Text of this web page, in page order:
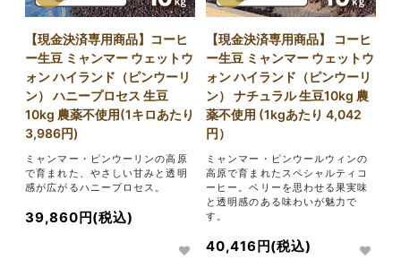
【現金決済専用商品】コーヒ
ー生豆 ミャンマー ウェットウ
ォン ハイランド（ピンウーリ
ン） ハニープロセス 生豆
10kg 農薬不使用(1キロあたり
3,986円)
ミャンマー・ピンウーリンの高原
で育まれた、やさしい甘みと透明
感が広がるハニープロセス。
39,860円(税込)
【現金決済専用商品】 コーヒ
ー生豆 ミャンマー ウェットウ
ォン ハイランド（ピンウーリ
ン） ナチュラル 生豆10kg 農
薬不使用 (1kgあたり 4,042
円）
ミャンマー・ピンウールウィンの
高原で育まれたスペシャルティコ
ーヒー。ベリーを思わせる果実味
と透明感のある味わいが魅力で
す。
40,416円(税込)